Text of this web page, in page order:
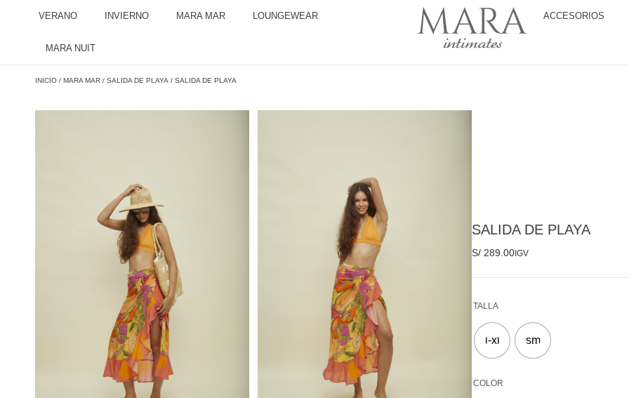
VERANO INVIERNO MARA MAR LOUNGEWEAR
MARA NUIT
ACCESORIOS
INICIO / MARA MAR / SALIDA DE PLAYA / SALIDA DE PLAYA
SALIDA DE PLAYA
S/ 289.00IGV
TALLA
l-xl sm
COLOR